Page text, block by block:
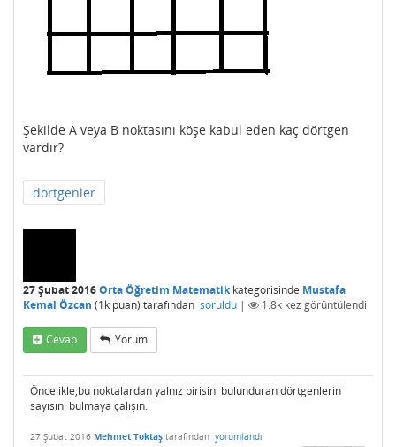
Şekilde A veya B noktasını köşe kabul eden kaç dörtgen
vardır?
dörtgenler
27 Şubat 2016Orta Öğretim Matematikkategorisinde Mustafa
Kemal Özcan (1k puan) tarafından soruldu | 1.8k kez görüntülendi
Cevap Yorum
Öncelikle,bu noktalardan yalnız birisini bulunduran dörtgenlerin
sayısını bulmaya çalışın.
27 Şubat 2016 Mehmet Toktaş tarafından yorumlandı